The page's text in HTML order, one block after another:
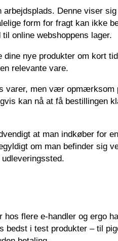
Denne viser
form for fragt kan ikke
online webshoppens lager.
nye produkter om kort
relevante vare.
varer, men vær opmærksom
kan nå at få bestillingen
at man indkøber for
om man befinder sig
flere e-handler og ergo
i test produkter – til